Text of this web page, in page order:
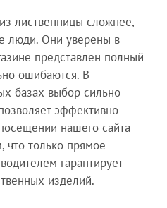
лиственницы сложнее,
люди. Они уверены в
представлен полный
ошибаются. В
базах выбор сильно
эффективно
нашего сайта
что только прямое
гарантирует
изделий.